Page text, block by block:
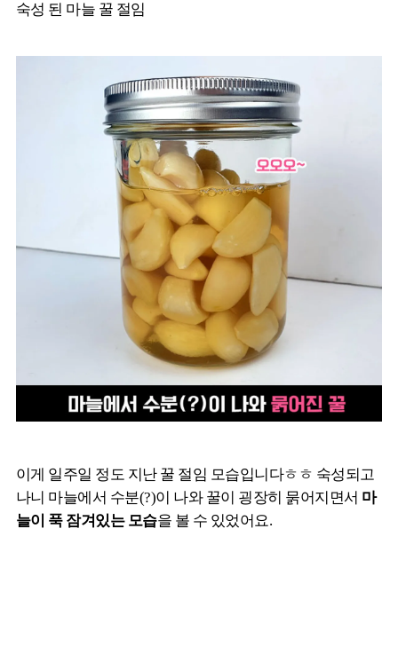
숙성 된 마늘 꿀 절임
이게 일주일 정도 지난 꿀 절임 모습입니다ㅎㅎ 숙성되고
나니 마늘에서 수분(?)이 나와 꿀이 굉장히 묽어지면서 마
늘이 푹 잠겨있는 모습을 볼 수 있었어요.